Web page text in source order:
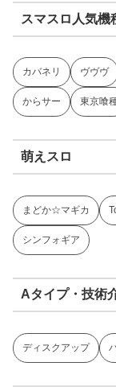
スマスロ人気機
カバネリ ヴヴヴ
からサー 東京喰
萌えスロ
まどか☆マギカ
シンフォギア
Aタイプ・技術
ディスクアップ